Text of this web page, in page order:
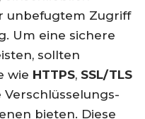
unbefugtem Zugriff
Um eine sichere
sollten
wie HTTPS, SSL/TLS
bieten. Diese